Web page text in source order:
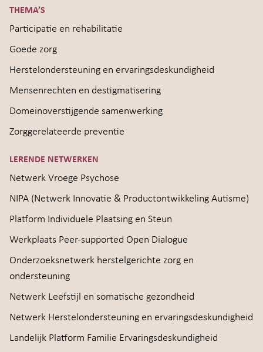
THEMA’S
Participatie en rehabilitatie
Goede zorg
Herstelondersteuning en ervaringsdeskundigheid
Mensenrechten en destigmatisering
Domeinoverstijgende samenwerking
Zorggerelateerde preventie
LERENDE NETWERKEN
Netwerk Vroege Psychose
NIPA (Netwerk Innovatie & Productontwikkeling Autisme)
Platform Individuele Plaatsing en Steun
Werkplaats Peer-supported Open Dialogue
Onderzoeksnetwerk herstelgerichte zorg en
ondersteuning
Netwerk Leefstijl en somatische gezondheid
Netwerk Herstelondersteuning en ervaringsdeskundigheid
Landelijk Platform Familie Ervaringsdeskundigheid